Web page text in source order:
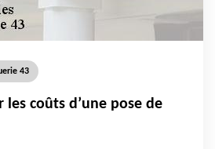
43
coûts d’une pose de